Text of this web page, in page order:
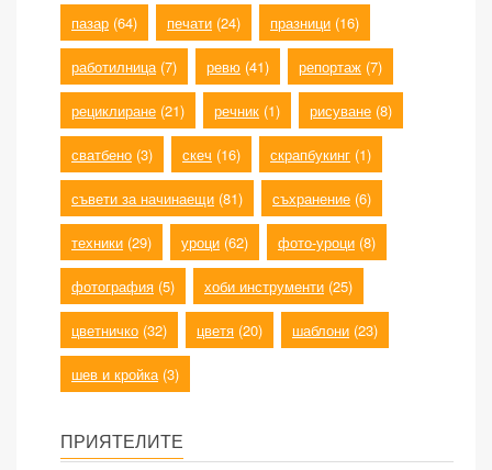
пазар (64) печати (24) празници (16)
работилница (7) ревю (41) репортаж (7)
рециклиране (21) речник (1) рисуване (8)
сватбено (3) скеч (16) скрапбукинг (1)
съвети за начинаещи (81) съхранение (6)
техники (29) уроци (62) фото-уроци (8)
фотография (5) хоби инструменти (25)
цветничко (32) цветя (20) шаблони (23)
шев и кройка (3)
ПРИЯТЕЛИТЕ